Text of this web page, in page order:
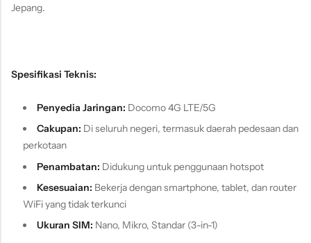
Jepang.
Spesifikasi Teknis:
Penyedia Jaringan: Docomo 4G LTE/5G
Cakupan: Di seluruh negeri, termasuk daerah pedesaan dan
perkotaan
Penambatan: Didukung untuk penggunaan hotspot
Kesesuaian: Bekerja dengan smartphone, tablet, dan router
WiFi yang tidak terkunci
Ukuran SIM: Nano, Mikro, Standar (3-in-1)